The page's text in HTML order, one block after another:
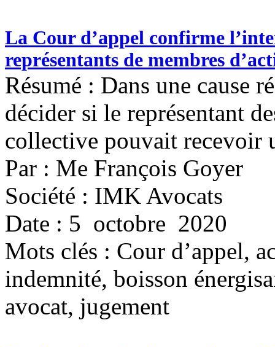
La Cour d’appel confirme
représentants de membres
Résumé : Dans une cause
décider si le représentant
collective pouvait recevoir
Par : Me François Goyer
Société : IMK Avocats
Date : 5 octobre 2020
Mots clés : Cour d’appel,
indemnité, boisson
avocat, jugement